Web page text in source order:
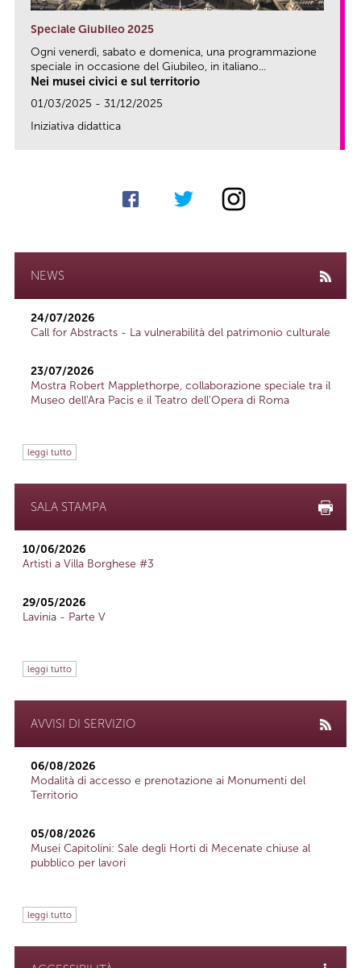
Speciale Giubileo 2025
Ogni venerdì, sabato e domenica, una programmazione
speciale in occasione del Giubileo, in italiano...
Nei musei civici e sul territorio
01/03/2025 - 31/12/2025
Iniziativa didattica
NEWS
24/07/2026
Call for Abstracts - La vulnerabilità del patrimonio culturale
23/07/2026
Mostra Robert Mapplethorpe, collaborazione speciale tra il
Museo dell'Ara Pacis e il Teatro dell'Opera di Roma
leggi tutto
SALA STAMPA
10/06/2026
Artisti a Villa Borghese #3
29/05/2026
Lavinia - Parte V
leggi tutto
AVVISI DI SERVIZIO
06/08/2026
Modalità di accesso e prenotazione ai Monumenti del
Territorio
05/08/2026
Musei Capitolini: Sale degli Horti di Mecenate chiuse al
pubblico per lavori
leggi tutto